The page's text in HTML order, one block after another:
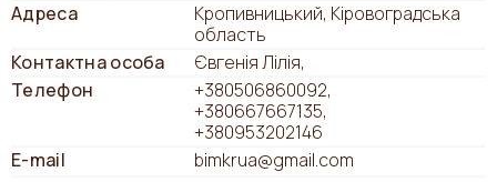
Адреса
Кропивницький, Кіровоградська
область
Контактна особа
Євгенія Лілія,
Телефон
+380506860092
+380667667135
+380953202146
E-mail
bimkrua@gmail.com